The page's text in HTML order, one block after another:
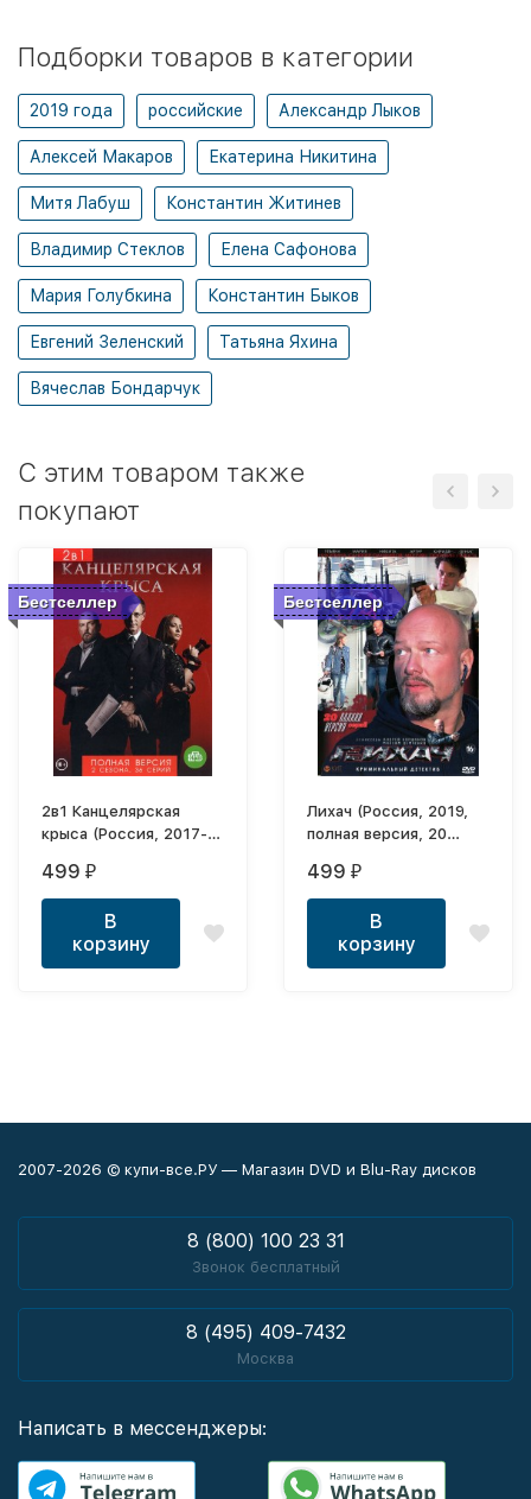
Подборки товаров в категории
2019 года российские Александр Лыков
Алексей Макаров Екатерина Никитина
Митя Лабуш Константин Житинев
Владимир Стеклов Елена Сафонова
Мария Голубкина Константин Быков
Евгений Зеленский Татьяна Яхина
Вячеслав Бондарчук
C этим товаром также
покупают
Бестселлер
2в1 Канцелярская
крыса (Россия, 2017-
сезона, 36 серий)
499 ₽
В
корзину
Бестселлер
Лихач (Россия, 2019,
полная версия, 20
499 ₽
В
корзину
2007-2026 © купи-все.РУ — Магазин DVD и Blu-Ray дисков
8 (800) 100 23 31
Звонок бесплатный
8 (495) 409-7432
Москва
Написать в мессенджеры: